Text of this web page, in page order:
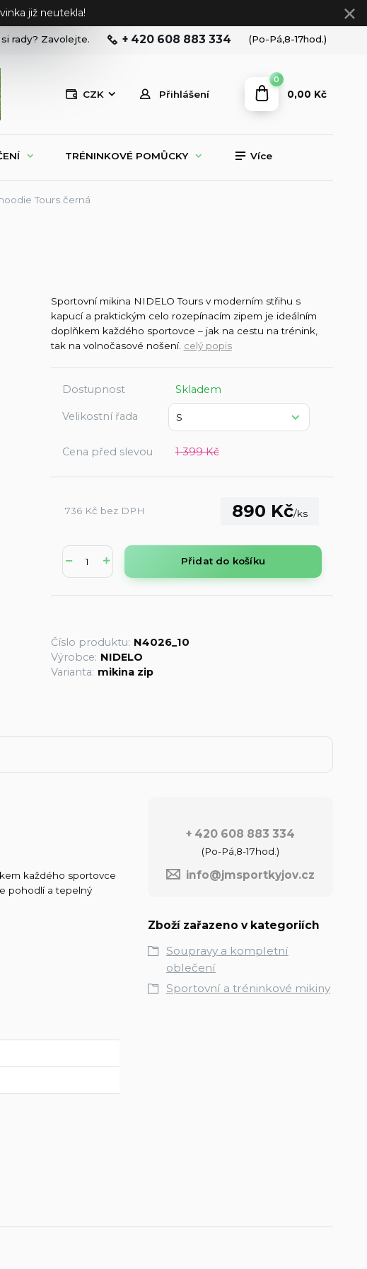
již neutekla!
CZK Přihlášení
rady? Zavolejte. + 420 608 883 334 (Po-Pá,8-17hod.)
0
0,00 Kč
TRÉNINKOVÉ POMŮCKY Více
Tours černá
Sportovní mikina NIDELO Tours v moderním střihu s
kapucí a praktickým celo rozepínacím zipem je ideálním
doplňkem každého sportovce – jak na cestu na trénink,
tak na volnočasové nošení. celý popis
Dostupnost Skladem
Velikostní řada
Cena před slevou 1 399 Kč
890 Kč/ks
736 Kč bez DPH
Přidat do košíku
Číslo produktu: N4026_10
Výrobce: NIDELO
Varianta: mikina zip
každého sportovce
pohodlí a tepelný
+ 420 608 883 334
(Po-Pá,8-17hod.)
info@jmsportkyjov.cz
Zboží zařazeno v kategoriích
Soupravy a kompletní
oblečení
Sportovní a tréninkové mikiny